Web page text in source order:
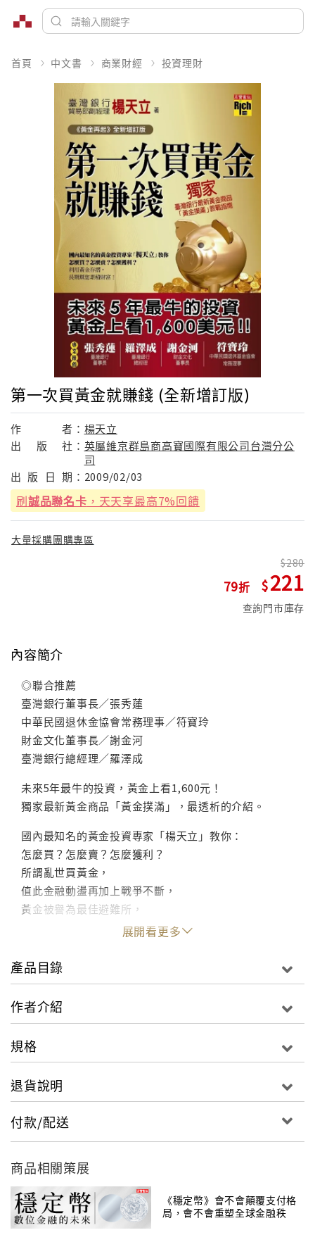
首頁 中文書 商業財經 投資理財
第一次買黃金就賺錢 (全新增訂版)
作 者： 楊天立
出
版 社： 英屬維京群島商高寶國際有限公司台灣分公
司
出 版 日 期： 2009/02/03
刷誠品聯名卡 ，天天享最高7%回饋
大量採購團購專區
79
280
221
查詢門市庫存
內容簡介
◎聯合推薦
臺灣銀行董事長／張秀蓮
中華民國退休金協會常務理事／符寶玲
財金文化董事長／謝金河
臺灣銀行總經理／羅澤成
未來5年最牛的投資，黃金上看1,600元！
獨家最新黃金商品「黃金撲滿」，最透析的介紹。
國內最知名的黃金投資專家「楊天立」教你：
怎麼買？怎麼賣？怎麼獲利？
所謂亂世買黃金，
值此金融動盪再加上戰爭不斷，
黃金被譽為最佳避難所，
利用黃金存摺，長期幫您累積財富！
料，乃至於全球利率不斷下跌，經濟前景混沌不明，只
夯的投資工具。作者楊天立在台灣素有「黃金先生」之
存摺及黃金撲滿等相關商品，公信力和專業度極高。此
外，本書更獨家介紹臺灣銀行最新黃金商品「黃金撲
滿」教戰守則，讓你可以快速掌握投資黃金的機會，第
一次買黃金就上手，第一次買黃金就賺錢。
展開看更多
產品目錄
作者介紹
規格
退貨說明
付款/配送
商品相關策展
《穩定幣》會不會顛覆支付格
局，會不會重塑全球金融秩